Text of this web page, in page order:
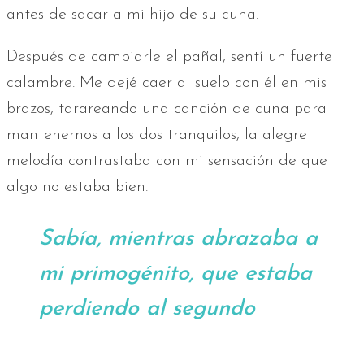
antes de sacar a mi hijo de su cuna.
Después de cambiarle el pañal, sentí un fuerte
calambre. Me dejé caer al suelo con él en mis
brazos, tarareando una canción de cuna para
mantenernos a los dos tranquilos, la alegre
melodía contrastaba con mi sensación de que
algo no estaba bien.
Sabía, mientras abrazaba a
mi primogénito, que estaba
perdiendo al segundo